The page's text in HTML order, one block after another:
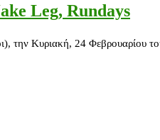
Leg, Rundays
την Κυριακή, 24